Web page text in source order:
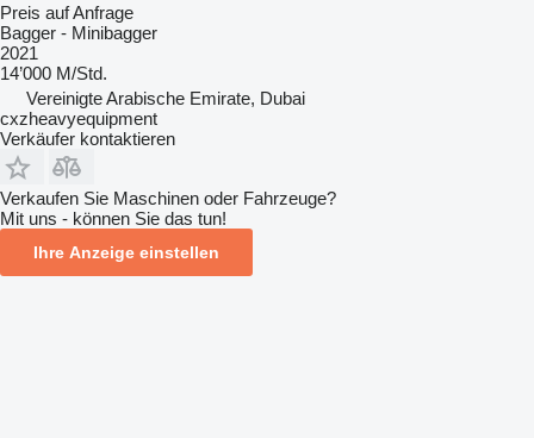
Preis auf Anfrage
Bagger - Minibagger
2021
14’000 M/Std.
Vereinigte Arabische Emirate, Dubai
cxzheavyequipment
Verkäufer kontaktieren
Verkaufen Sie Maschinen oder Fahrzeuge?
Mit uns - können Sie das tun!
Ihre Anzeige einstellen